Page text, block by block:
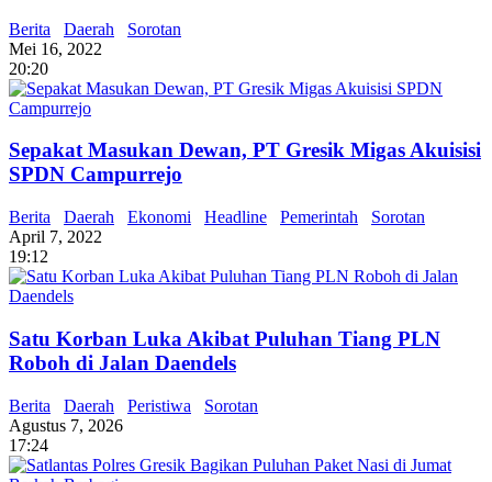
Berita Daerah
Sorotan
Mei 16, 2022
20:20
Sepakat Masukan Dewan, PT Gresik Migas Akuisisi
SPDN Campurrejo
Berita Daerah Ekonomi Headline Pemerintah
Sorotan
April 7, 2022
19:12
Satu Korban Luka Akibat Puluhan Tiang PLN
Roboh di Jalan Daendels
Berita Daerah Peristiwa
Sorotan
Agustus 7, 2026
17:24